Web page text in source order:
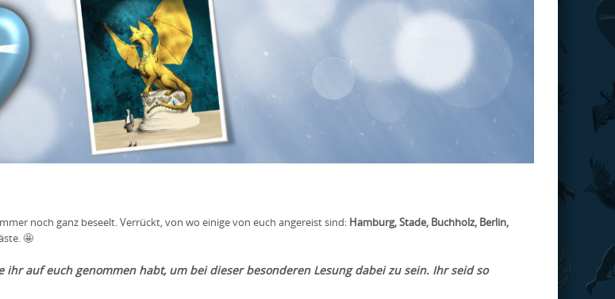
noch ganz beseelt. Verrückt, von wo einige von euch angereist sind: Hamburg, Stade, Buchholz, Berlin,
🤩
auf euch genommen habt, um bei dieser besonderen Lesung dabei zu sein. Ihr seid so